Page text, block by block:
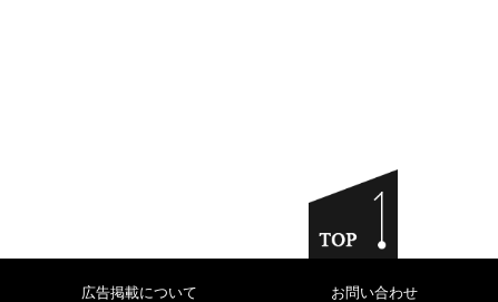
広告掲載について お問い合わせ